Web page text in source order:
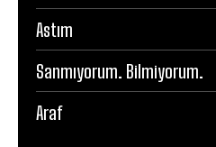
Astım
Sanmıyorum. Bilmiyorum.
Araf